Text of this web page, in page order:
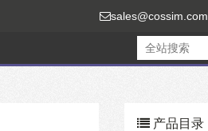
sales@cossim.com
产品目录